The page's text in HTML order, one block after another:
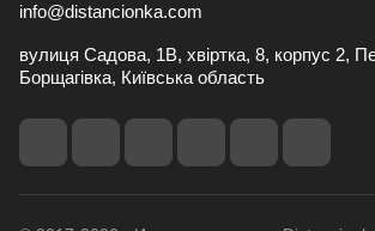
info@distancionka.com
вулиця Садова, 1В, хвіртка, 8, корпус 2,
Борщагівка, Київська область